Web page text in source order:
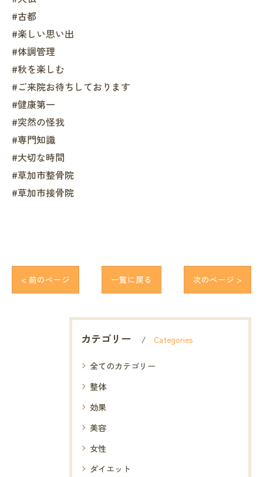
#古都
#楽しい思い出
#体調管理
#秋を楽しむ
#ご来院お待ちしております
#健康第一
#突然の怪我
#専門知識
#大切な時間
#草加市整骨院
#草加市接骨院
< 前のページ 一覧に戻る 次のページ >
カテゴリー Categories
全てのカテゴリー
整体
効果
美容
女性
ダイエット